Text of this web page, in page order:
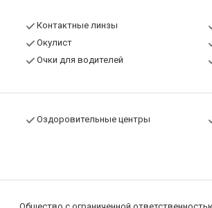
Контактные линзы
Окулист
Очки для водителей
Оздоровительные центры